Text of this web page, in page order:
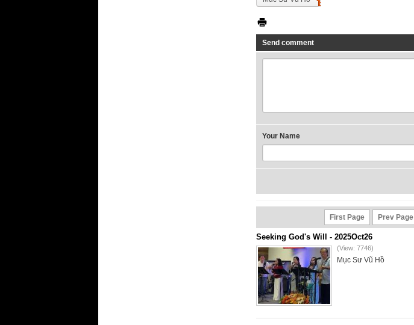
Send comment
Your Name
First Page Prev Page
Seeking God's Will - 2025Oct26
(View: 7746)
Mục Sư Vũ Hồ